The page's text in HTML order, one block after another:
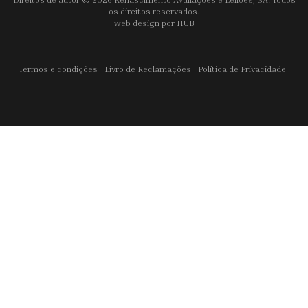
os direitos reservados.
web design por HUB
Termos e condições Livro de Reclamações Política de Privacidade